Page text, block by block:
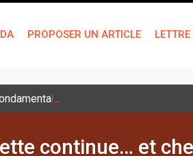
PROPOSER UN ARTICLE LETTRE
continue… et